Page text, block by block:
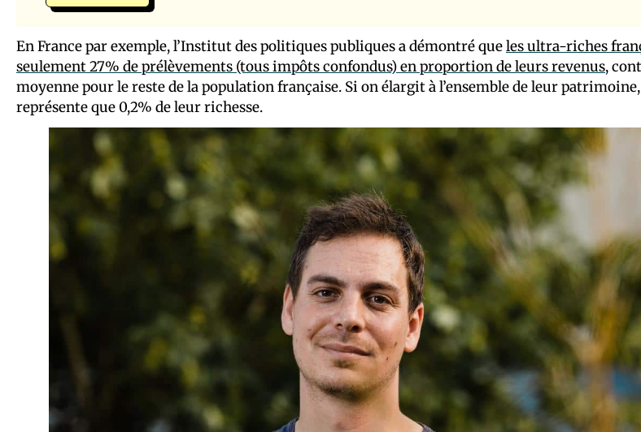
En France par exemple, l’Institut des politiques publiques a démontré queles ultra-riches
seulement 27% de prélèvements (tous impôts confondus) en proportion de leurs revenus,
moyenne pour le reste de la population française. Si on élargit à l’ensemble de leur
représente que 0,2% de leur richesse.